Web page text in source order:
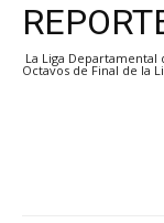
La Liga
Octavos de Final de la